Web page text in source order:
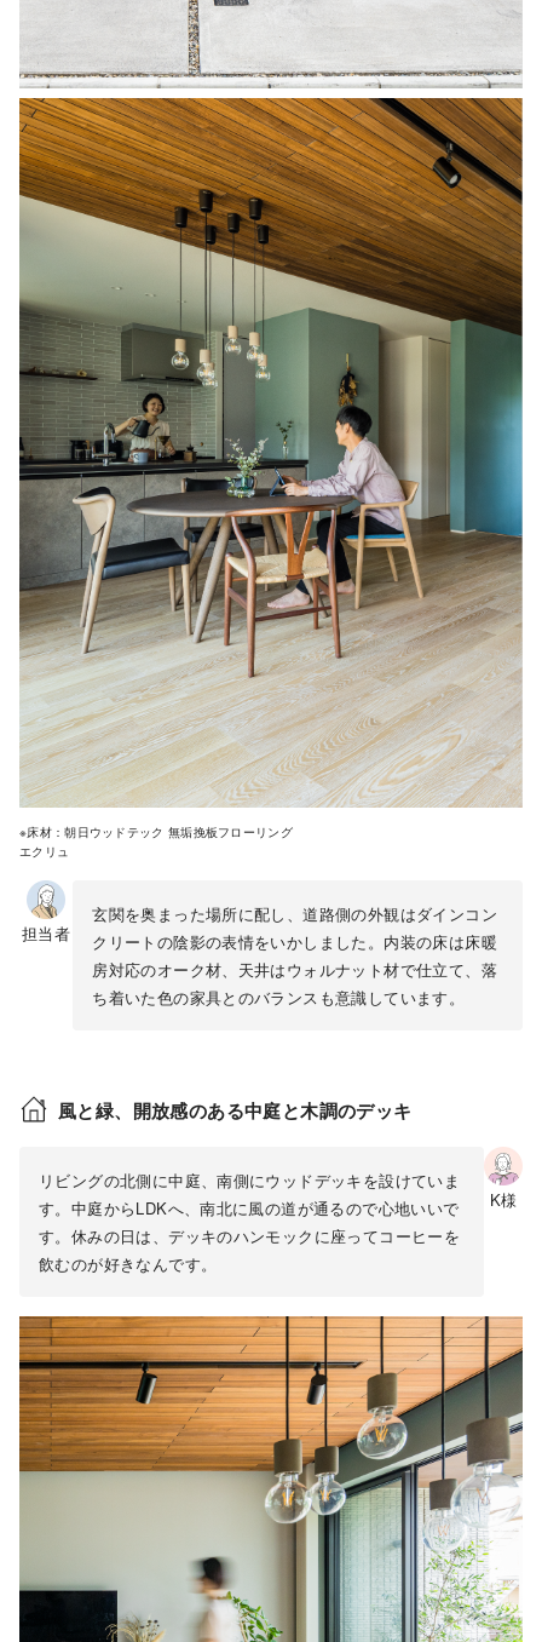
※床材：朝日ウッドテック 無垢挽板フローリング
エクリュ
玄関を奥まった場所に配し、道路側の外観はダインコン
クリートの陰影の表情をいかしました。内装の床は床暖
房対応のオーク材、天井はウォルナット材で仕立て、落
ち着いた色の家具とのバランスも意識しています。
担当者
風と緑、開放感のある中庭と木調のデッキ
リビングの北側に中庭、南側にウッドデッキを設けていま
す。中庭からLDKへ、南北に風の道が通るので心地いいで
す。休みの日は、デッキのハンモックに座ってコーヒーを
飲むのが好きなんです。
K様